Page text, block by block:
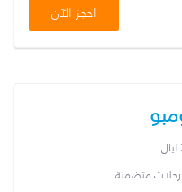
احجز الآن
متضمنة